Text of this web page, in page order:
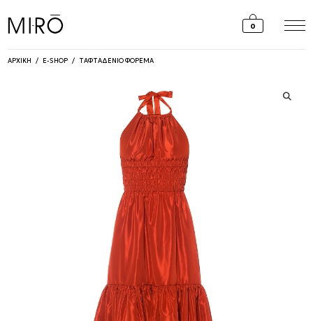
0
ΑΡΧΙΚΗ / E-SHOP / ΤΑΦΤΑΔΕΝΙΟ ΦΟΡΕΜΑ